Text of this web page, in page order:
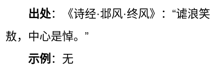
出处：《诗经·邶风·终风》：“谑浪笑
敖，中心是悼。”
示例 ：无